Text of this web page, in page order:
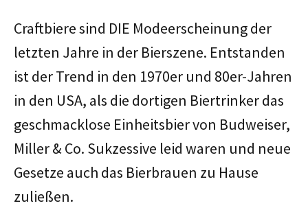
Craftbiere sind DIE Modeerscheinung der
letzten Jahre in der Bierszene. Entstanden
ist der Trend in den 1970er und 80er-Jahren
in den USA, als die dortigen Biertrinker das
geschmacklose Einheitsbier von Budweiser,
Miller & Co. Sukzessive leid waren und neue
Gesetze auch das Bierbrauen zu Hause
zuließen.